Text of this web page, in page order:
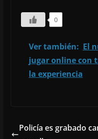
0
Ver también: El
jugar online con
la experiencia
Policía es grabado